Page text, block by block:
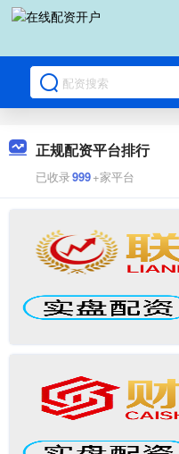
正规配资平台排行
已收录999+家平台